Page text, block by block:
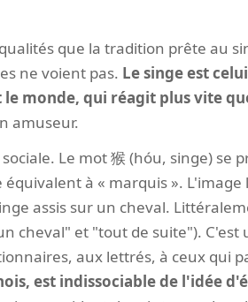
que la tradition prête au
ne voient pas. Le singe est
monde, qui réagit plus vite
amuseur.
Le mot 猴 (hóu, singe) se
à « marquis ». L'image
assis sur un cheval.
cheval" et "tout de suite").
aux lettrés, à ceux qui
est indissociable de l'idée